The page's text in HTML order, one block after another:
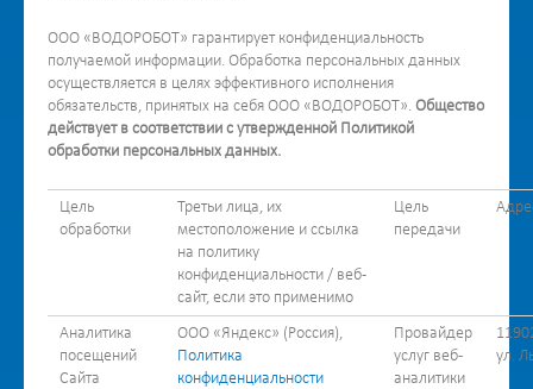
ООО «ВОДОРОБОТ» гарантирует конфиденциальность
получаемой информации. Обработка персональных данных
осуществляется в целях эффективного исполнения
обязательств, принятых на себя ООО «ВОДОРОБОТ». Общество
действует в соответствии с утвержденной Политикой
обработки персональных данных.
Цель
обработки
Третьи лица, их
местоположение и ссылка
на политику
конфиденциальности / веб-
сайт, если это применимо
Цель
передачи
Аналитика
посещений
Сайта
ООО «Яндекс» (Россия),
Политика
конфиденциальности
Провайдер
услуг веб-
аналитики
ул.